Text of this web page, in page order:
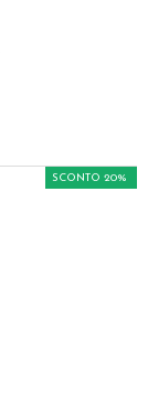
SCONTO 20%